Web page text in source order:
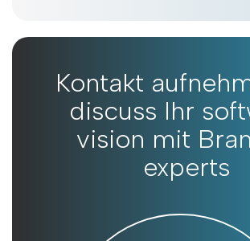
Kontakt
discuss Ihr
vision mit
experts